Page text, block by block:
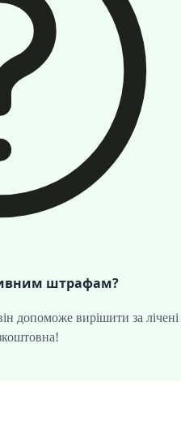
штрафам?
допоможе вирішити за лічені